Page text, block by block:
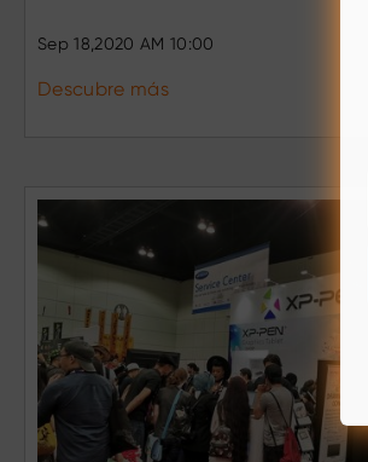
Sep 18,2020 AM 10:00
Descubre más